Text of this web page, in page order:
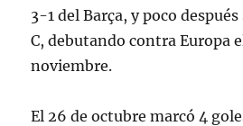
3-1 del Barça, y poco
C, debutando contra Europa
noviembre.
El 26 de octubre marcó 4